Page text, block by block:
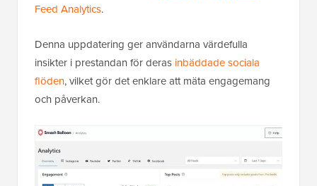
Feed Analytics.
Denna uppdatering ger användarna värdefulla
insikter i prestandan för deras inbäddade sociala
flöden, vilket gör det enklare att mäta engagemang
och påverkan.